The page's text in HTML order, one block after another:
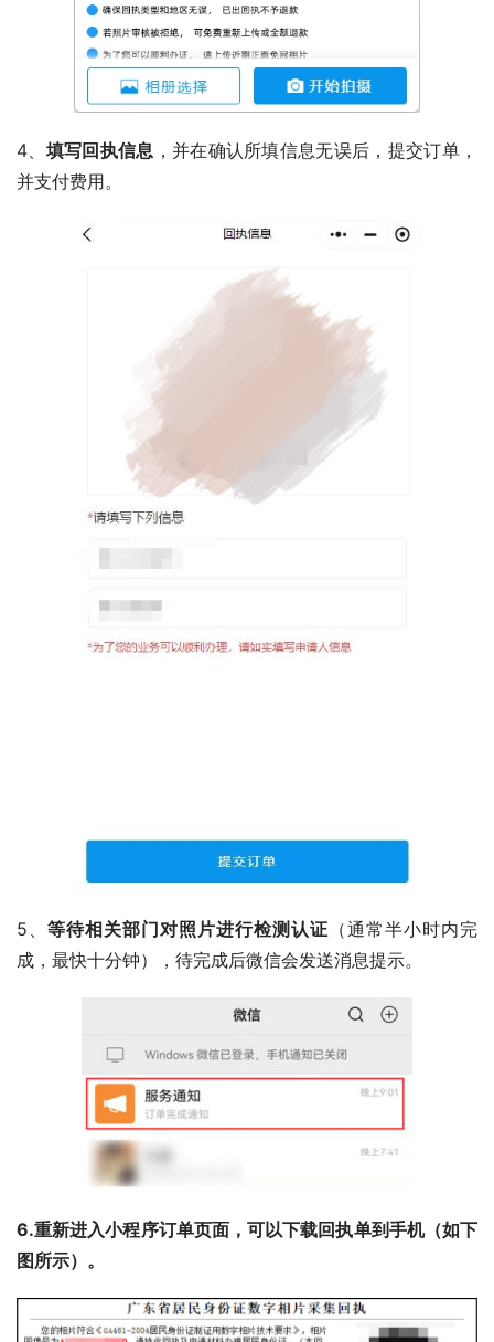
4、 填写回执信息 ，并在确认所填信息无误后，提交订单，
并支付费用。
5、 等待相关部门对照片进行检测认证 （通常半小时内完
成，最快十分钟），待完成后微信会发送消息提示。
6.重新进入小程序订单页面，可以下载回执单到手机（如下
图所示）。